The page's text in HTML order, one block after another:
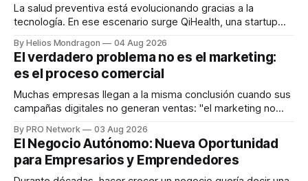
La salud preventiva está evolucionando gracias a la
tecnología. En ese escenario surge QiHealth, una startup
dispositivos inteligentes, inteligencia artificial y monitoreo
en tiempo real para ayudar a las personas a tomar mejores
decisiones sobre su salud metabólica. Su propuesta busca
responder
By Helios Mondragon 04 Aug 2026
El verdadero problema no es el marketing:
es el proceso comercial
Muchas empresas llegan a la misma conclusión cuando sus
campañas digitales no generan ventas: "el marketing no
INTERIUS, el problema suele estar en otro lugar. Durante
una entrevista para el podcast SER PRO, el especialista en
marketing digital explicó que
By PRO Network 03 Aug 2026
El Negocio Autónomo: Nueva Oportunidad
para Empresarios y Emprendedores